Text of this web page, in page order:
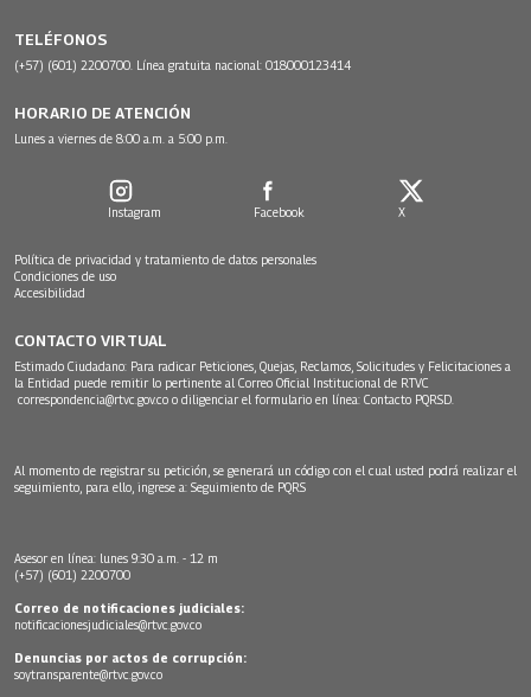
TELÉFONOS
(+57) (601) 2200700. Línea gratuita nacional: 018000123414
HORARIO DE ATENCIÓN
Lunes a viernes de 8:00 a.m. a 5:00 p.m.
Instagram Facebook X
Política de privacidad y tratamiento de datos personales
Condiciones de uso
Accesibilidad
CONTACTO VIRTUAL
Estimado Ciudadano: Para radicar Peticiones, Quejas, Reclamos, Solicitudes y Felicitaciones a
la Entidad puede remitir lo pertinente al Correo Oficial Institucional de RTVC
correspondencia@rtvc.gov.co o diligenciar el formulario en línea: Contacto PQRSD.
Al momento de registrar su petición, se generará un código con el cual usted podrá realizar el
seguimiento, para ello, ingrese a: Seguimiento de PQRS
Asesor en línea: lunes 9:30 a.m. - 12 m
(+57) (601) 2200700
Correo de notificaciones judiciales:
notificacionesjudiciales@rtvc.gov.co
Denuncias por actos de corrupción:
soytransparente@rtvc.gov.co